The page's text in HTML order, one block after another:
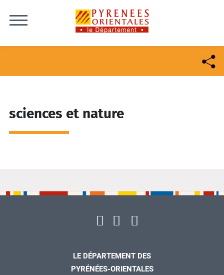
sciences et nature
LE DÉPARTEMENT DES
PYRÉNÉES-ORIENTALES